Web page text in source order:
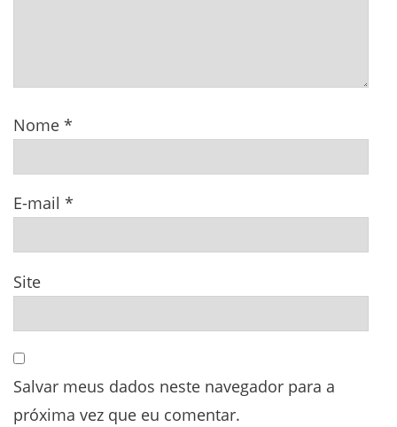
Nome *
E-mail *
Site
Salvar meus dados neste navegador para a
próxima vez que eu comentar.